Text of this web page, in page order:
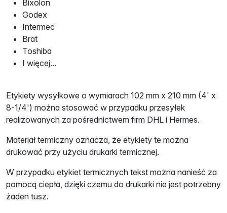
Bixolon
Godex
Intermec
Brat
Toshiba
I więcej...
Etykiety wysyłkowe o wymiarach 102 mm x 210 mm (4' x
8-1/4') można stosować w przypadku przesyłek
realizowanych za pośrednictwem firm DHL i Hermes.
Materiał termiczny oznacza, że ​​etykiety te można
drukować przy użyciu drukarki termicznej.
W przypadku etykiet termicznych tekst można nanieść za
pomocą ciepła, dzięki czemu do drukarki nie jest potrzebny
żaden tusz.